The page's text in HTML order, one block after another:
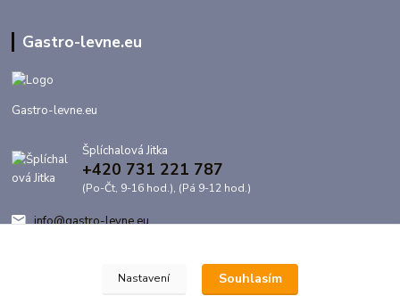
Gastro-levne.eu
Gastro-levne.eu
Šplíchalová Jitka
+420 731 221 787
(Po-Čt, 9-16 hod.), (Pá 9-12 hod.)
info@gastro-levne.eu
Nastavení Souhlasím